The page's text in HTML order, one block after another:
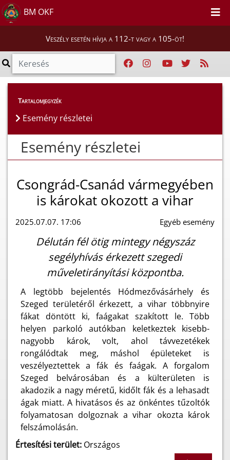
BM OKF
Veszély esetén hívja a 112-t vagy a 105-öt!
Esemény részletei
Tartalomjegyzék
Esemény részletei
Esemény részletei
Csongrád-Csanád vármegyében
is károkat okozott a vihar
2025.07.07. 17:06 Egyéb esemény
Délután fél ötig mintegy négyszáz
segélyhívás érkezett szegedi
műveletirányítási központba.
A legtöbb bejelentés Hódmezővásárhely és
Szeged területéről érkezett, a vihar többnyire
fákat döntött ki, faágakat szakított le. Több
helyen parkoló autókban keletkeztek kisebb-
nagyobb károk, volt, ahol távvezetékek
rongálódtak meg, máshol épületeket is
veszélyeztettek a fák és faágak. A forgalom
Szeged belvárosában és a külterületen is
akadozik a nagy méretű, kidőlt fák és a lehasadt
ágak miatt. A hivatásos és az önkéntes tűzoltók
folyamatosan dolgoznak a vihar okozta károk
felszámolásán.
Értesítési terület: Országos